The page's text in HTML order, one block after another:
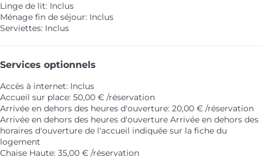
Linge de lit: Inclus
Ménage fin de séjour: Inclus
Serviettes: Inclus
Services optionnels
Accès à internet: Inclus
Accueil sur place: 50,00 € /réservation
Arrivée en dehors des heures d'ouverture: 20,00 € /réservation
Arrivée en dehors des heures d'ouverture Arrivée en dehors des
horaires d'ouverture de l'accueil indiquée sur la fiche du
logement
Chaise Haute: 35,00 € /réservation